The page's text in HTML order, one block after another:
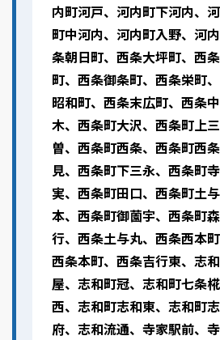
内町河戸、河内町下河内、
町中河内、河内町入野、河
条朝日町、西条大坪町、西
町、西条御条町、西条栄町
昭和町、西条末広町、西条
木、西条町大沢、西条町上
曽、西条町西条、西条町西
見、西条町下三永、西条町
実、西条町田口、西条町土
本、西条町御薗宇、西条町
行、西条土与丸、西条西本
西条本町、西条吉行東、志
屋、志和町冠、志和町七条
西、志和町志和東、志和町
府、志和流通、寺家駅前、寺